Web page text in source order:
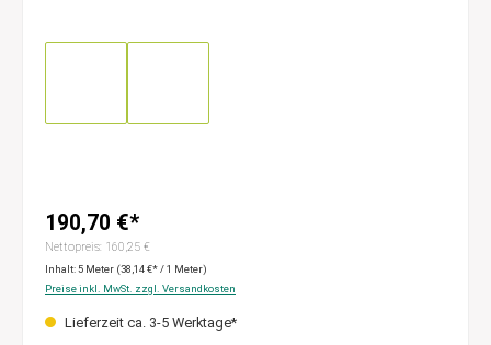
190,70 €*
Nettopreis: 160,25 €
Inhalt:5 Meter (38,14 €* / 1 Meter)
Preise inkl. MwSt. zzgl. Versandkosten
Lieferzeit ca. 3-5 Werktage*